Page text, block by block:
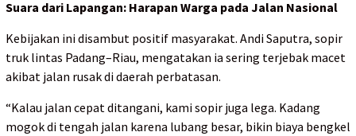
Suara dari Lapangan: Harapan Warga pada Jalan Nasional
Kebijakan ini disambut positif masyarakat. Andi Saputra, sopir
truk lintas Padang–Riau, mengatakan ia sering terjebak macet
akibat jalan rusak di daerah perbatasan.
“Kalau jalan cepat ditangani, kami sopir juga lega. Kadang
mogok di tengah jalan karena lubang besar, bikin biaya bengkel